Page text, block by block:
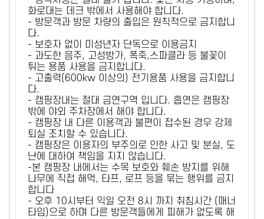
화로대는 데크 밖에서 사용해야 합니다.
- 방문객과 방문 차량의 출입은 원칙적으로 금지합니
다.
- 보호자 없이 미성년자 단독으로 이용금지
- 과도한 음주, 고성방가, 폭죽,스파클라 등 불꽃이
튀는 용품 사용을 금지합니다.
- 고출력(600kw 이상의) 전기용품 사용을 금지합니
다.
- 캠핑장내는 절대 금연구역 입니다. 흡연은 캠핑장
밖에 야외 주차장에서 해야 합니다.
- 캠핑장 내 다른 이용객과 불편이 접수된 경우 강제
퇴실 조치할 수 있습니다.
- 캠핑장은 이용자의 부주의로 인한 사고 및 분실, 도
난에 대하여 책임을 지지 않습니다.
-본 캠핑장 내에서는 수목 보호와 훼손 방지를 위해
나무에 직접 해먹, 타프, 로프 등을 묶는 행위를 금지
합니다
- 오후 10시부터 익일 오전 8시 까지 취침시간 (매너
타임)으로 하며 다른 방문객들에게 피해가 없도록 해